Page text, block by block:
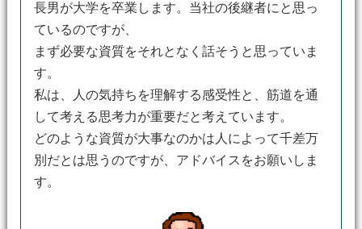
長男が大学を卒業します。当社の後継者にと思っ
ているのですが、
まず必要な資質をそれとなく話そうと思っていま
す。
私は、人の気持ちを理解する感受性と、筋道を通
して考える思考力が重要だと考えています。
どのような資質が大事なのかは人によって千差万
別だとは思うのですが、アドバイスをお願いしま
す。